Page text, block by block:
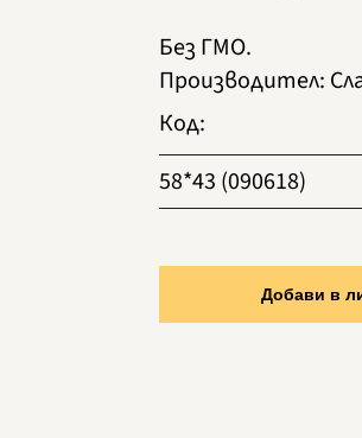
Без ГМО.
Производител:
Код:
58*43 (090618)
Добави в